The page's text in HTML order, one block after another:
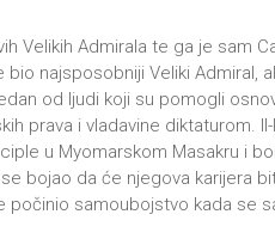
Velikih Admirala te ga je sam
najsposobniji Veliki Admiral,
od ljudi koji su pomogli
prava i vladavine diktaturom.
u Myomarskom Masakru i
bojao da će njegova karijera
počinio samoubojstvo kada se